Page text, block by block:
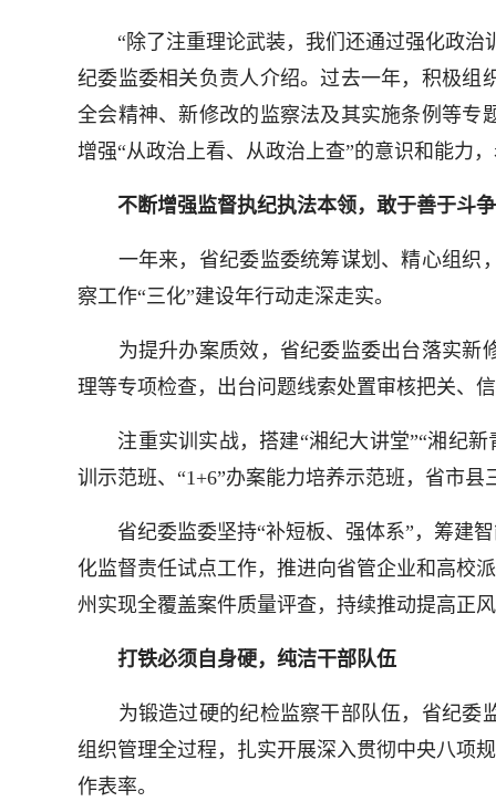
“除了注重理论武装，我们还通过强化政治
纪委监委相关负责人介绍。过去一年，积极组
全会精神、新修改的监察法及其实施条例等专
增强“从政治上看、从政治上查”的意识和能力
不断增强监督执纪执法本领，敢于善于斗争
一年来，省纪委监委统筹谋划、精心组织
察工作“三化”建设年行动走深走实。
为提升办案质效，省纪委监委出台落实新修
理等专项检查，出台问题线索处置审核把关、
注重实训实战，搭建“湘纪大讲堂”“湘纪新
训示范班、“1+6”办案能力培养示范班，省市
省纪委监委坚持“补短板、强体系”，筹建智
化监督责任试点工作，推进向省管企业和高校
州实现全覆盖案件质量评查，持续推动提高正
打铁必须自身硬，纯洁干部队伍
为锻造过硬的纪检监察干部队伍，省纪委
组织管理全过程，扎实开展深入贯彻中央八项
作表率。